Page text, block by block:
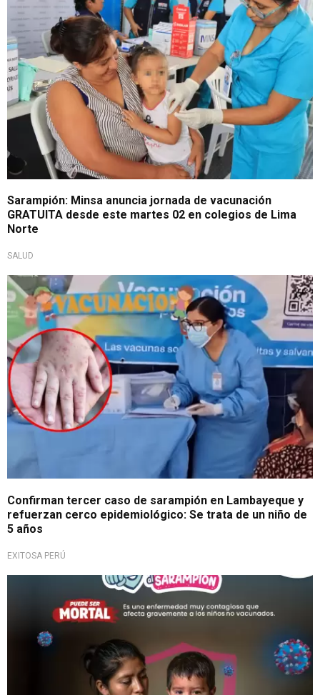
Sarampión: Minsa anuncia jornada de vacunación
GRATUITA desde este martes 02 en colegios de Lima
Norte
SALUD
En alerta sanitaria
Confirman tercer caso de sarampión en Lambayeque y
refuerzan cerco epidemiológico: Se trata de un niño de
5 años
EXITOSA PERÚ